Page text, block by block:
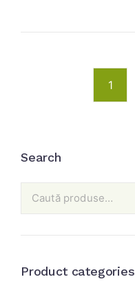
1
Search
Product categories